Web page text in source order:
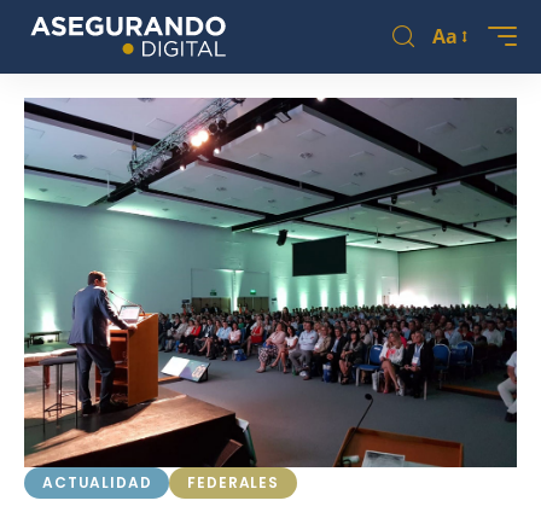
Aa
ACTUALIDAD FEDERALES